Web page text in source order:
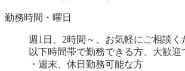
勤務時間・曜日
週1日、2時間～、お気軽にご相談く
以下時間帯で勤務できる方、大歓迎
・週末、休日勤務可能な方